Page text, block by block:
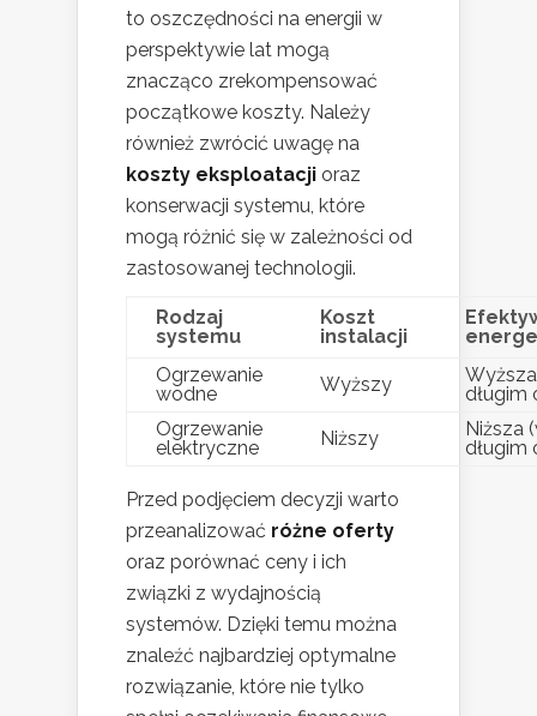
to oszczędności na energii w
perspektywie lat mogą
znacząco zrekompensować
początkowe koszty. Należy
również zwrócić uwagę na
koszty eksploatacji oraz
konserwacji systemu, które
mogą różnić się w zależności od
zastosowanej technologii.
Rodzaj
systemu
Koszt
instalacji
Ogrzewanie
wodne
Wyższy
długim
Ogrzewanie
elektryczne
Niższy
Niższa
długim
Przed podjęciem decyzji warto
przeanalizować różne oferty
oraz porównać ceny i ich
związki z wydajnością
systemów. Dzięki temu można
znaleźć najbardziej optymalne
rozwiązanie, które nie tylko